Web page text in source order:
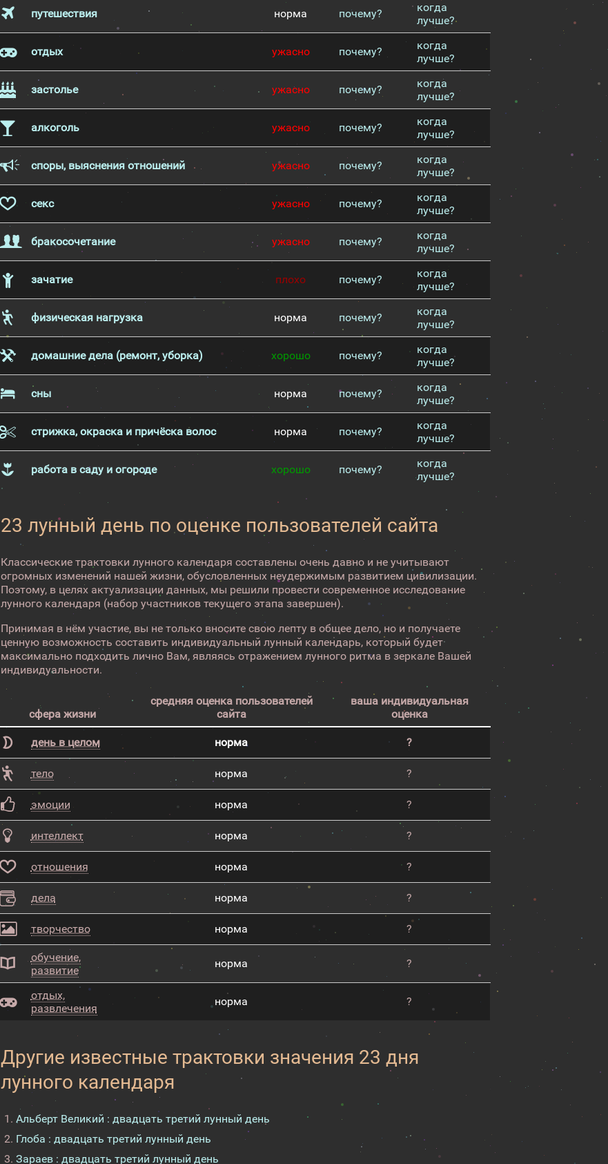
путешествия норма почему?
когда
лучше?
отдых ужасно почему?
когда
лучше?
застолье ужасно почему?
когда
лучше?
алкоголь ужасно почему?
когда
лучше?
споры, выяснения отношений ужасно почему?
когда
лучше?
секс ужасно почему?
когда
лучше?
бракосочетание ужасно почему?
когда
лучше?
зачатие плохо почему?
когда
лучше?
физическая нагрузка норма почему?
когда
лучше?
домашние дела (ремонт, уборка) хорошо почему?
когда
лучше?
сны норма почему?
когда
лучше?
стрижка, окраска и причёска волос норма почему?
когда
лучше?
работа в саду и огороде хорошо почему?
когда
лучше?
23 лунный день по оценке пользователей сайта
Классические трактовки лунного календаря составлены очень давно и не учитывают
огромных изменений нашей жизни, обусловленных неудержимым развитием цивилизации.
Поэтому, в целях актуализации данных, мы решили провести современное исследование
лунного календаря (набор участников текущего этапа завершен).
Принимая в нём участие, вы не только вносите свою лепту в общее дело, но и получаете
ценную возможность составить индивидуальный лунный календарь, который будет
максимально подходить лично Вам, являясь отражением лунного ритма в зеркале Вашей
индивидуальности.
сфера жизни
средняя оценка пользователей
сайта
ваша индивидуальная
оценка
день в целом норма ?
тело норма ?
эмоции норма ?
интеллект норма ?
отношения норма ?
дела норма ?
творчество норма ?
обучение,
развитие
норма ?
отдых,
развлечения
норма ?
Другие известные трактовки значения 23 дня
лунного календаря
Альберт Великий : двадцать третий лунный день
Глоба : двадцать третий лунный день
Зараев : двадцать третий лунный день